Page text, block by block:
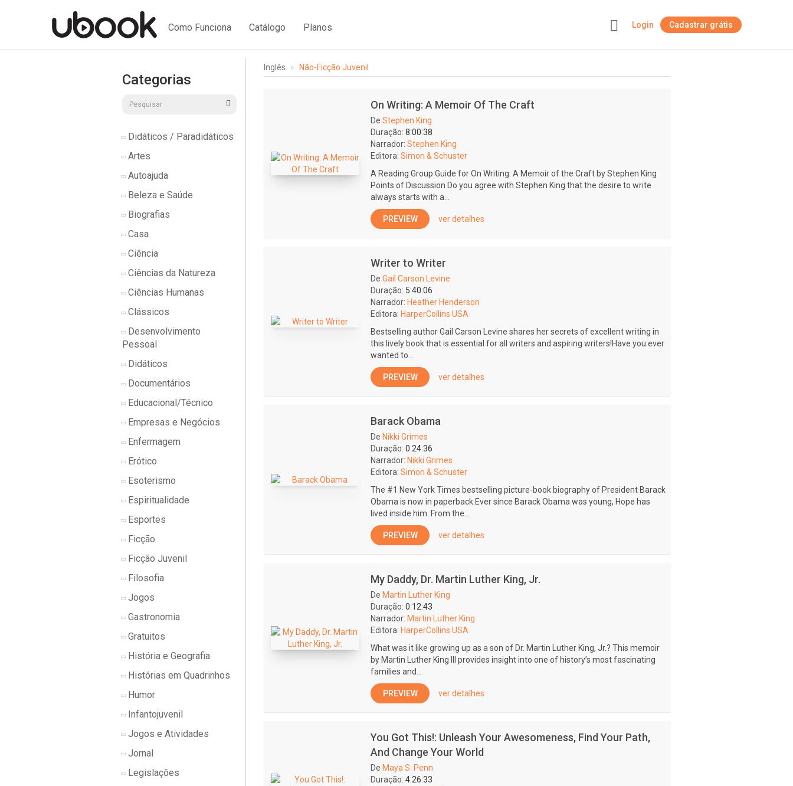
Como Funciona Catálogo Planos Login Cadastrar grátis
Categorias
Didáticos / Paradidáticos
Artes
Autoajuda
Beleza e Saúde
Biografias
Casa
Ciência
Ciências da Natureza
Ciências Humanas
Clássicos
Desenvolvimento
Pessoal
Didáticos
Documentários
Educacional/Técnico
Empresas e Negócios
Enfermagem
Erótico
Esoterismo
Espiritualidade
Esportes
Ficção
Ficção Juvenil
Filosofia
Jogos
Gastronomia
Gratuitos
História e Geografia
Histórias em Quadrinhos
Humor
Infantojuvenil
Jogos e Atividades
Jornal
Legislações
Inglês Não-Ficção Juvenil
On Writing: A Memoir Of The Craft
De Stephen King
Duração: 8:00:38
Narrador: Stephen King
Editora: Simon & Schuster
A Reading Group Guide for On Writing: A Memoir of the Craft by Stephen King
Points of Discussion Do you agree with Stephen King that the desire to write
always starts with a...
PREVIEW ver detalhes
Writer to Writer
De Gail Carson Levine
Duração: 5:40:06
Narrador: Heather Henderson
Editora: HarperCollins USA
Bestselling author Gail Carson Levine shares her secrets of excellent writing in
this lively book that is essential for all writers and aspiring writers!Have you ever
wanted to...
PREVIEW ver detalhes
Barack Obama
De Nikki Grimes
Duração: 0:24:36
Narrador: Nikki Grimes
Editora: Simon & Schuster
The #1 New York Times bestselling picture-book biography of President Barack
Obama is now in paperback.Ever since Barack Obama was young, Hope has
lived inside him. From the...
PREVIEW ver detalhes
My Daddy, Dr. Martin Luther King, Jr.
De Martin Luther King
Duração: 0:12:43
Narrador: Martin Luther King
Editora: HarperCollins USA
What was it like growing up as a son of Dr. Martin Luther King, Jr.? This memoir
by Martin Luther King III provides insight into one of history’s most fascinating
families and...
PREVIEW ver detalhes
You Got This!: Unleash Your Awesomeness, Find Your Path,
And Change Your World
De Maya S. Penn
Duração: 4:26:33